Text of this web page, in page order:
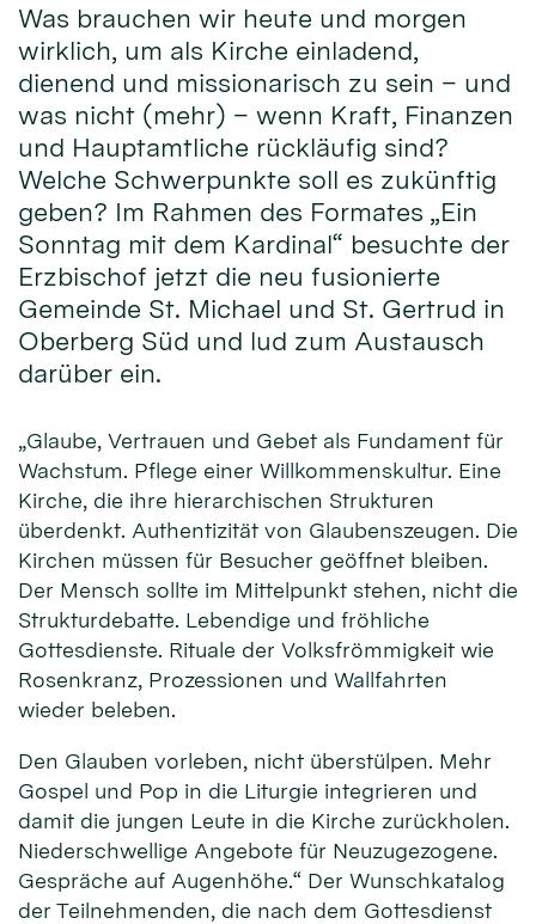
Was brauchen wir heute und morgen
wirklich, um als Kirche einladend,
dienend und missionarisch zu sein – und
was nicht (mehr) – wenn Kraft, Finanzen
und Hauptamtliche rückläufig sind?
Welche Schwerpunkte soll es zukünftig
geben? Im Rahmen des Formates „Ein
Sonntag mit dem Kardinal“ besuchte der
Erzbischof jetzt die neu fusionierte
Gemeinde St. Michael und St. Gertrud in
Oberberg Süd und lud zum Austausch
darüber ein.
„Glaube, Vertrauen und Gebet als Fundament für
Wachstum. Pflege einer Willkommenskultur. Eine
Kirche, die ihre hierarchischen Strukturen
überdenkt. Authentizität von Glaubenszeugen. Die
Kirchen müssen für Besucher geöffnet bleiben.
Der Mensch sollte im Mittelpunkt stehen, nicht die
Strukturdebatte. Lebendige und fröhliche
Gottesdienste. Rituale der Volksfrömmigkeit wie
Rosenkranz, Prozessionen und Wallfahrten
wieder beleben.
Den Glauben vorleben, nicht überstülpen. Mehr
Gospel und Pop in die Liturgie integrieren und
damit die jungen Leute in die Kirche zurückholen.
Niederschwellige Angebote für Neuzugezogene.
Gespräche auf Augenhöhe.“ Der Wunschkatalog
der Teilnehmenden, die nach dem Gottesdienst